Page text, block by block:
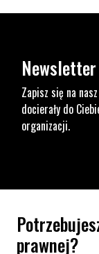
Zapisz się na
docierały do
organizacji.
prawnej?